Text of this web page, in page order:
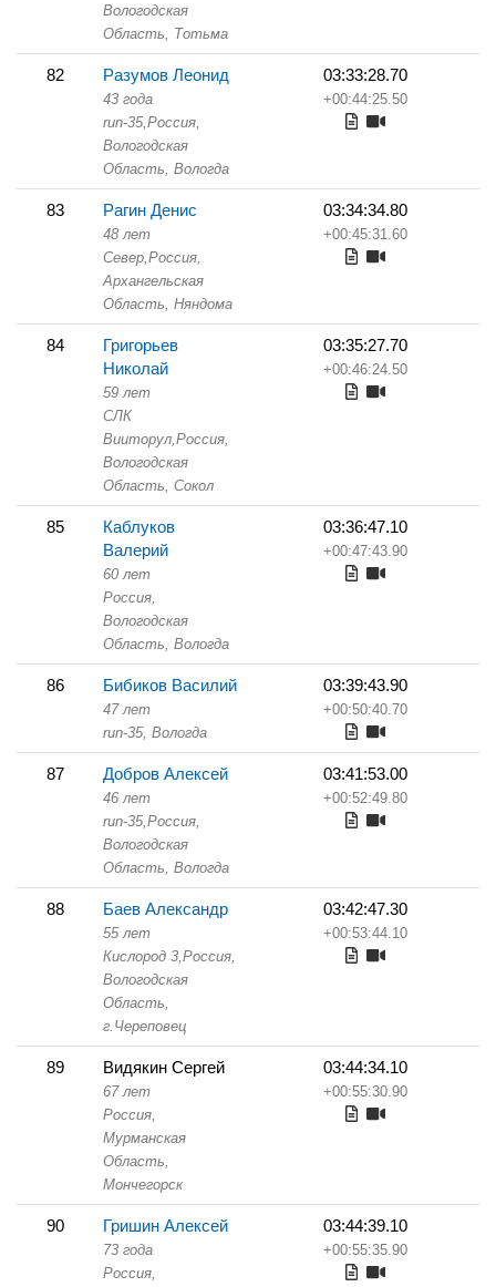
Вологодская
Область, Тотьма
82 Разумов Леонид
43 года
run-35,Россия,
Вологодская
Область, Вологда
03:33:28.70
+00:44:25.50
83 Рагин Денис
48 лет
Север,Россия,
Архангельская
Область, Няндома
03:34:34.80
+00:45:31.60
84
Григорьев
Николай
59 лет
СЛК
Вииторул,Россия,
Вологодская
Область, Сокол
03:35:27.70
+00:46:24.50
85
Каблуков
Валерий
60 лет
Россия,
Вологодская
Область, Вологда
03:36:47.10
+00:47:43.90
86 Бибиков Василий
47 лет
run-35, Вологда
03:39:43.90
+00:50:40.70
87 Добров Алексей
46 лет
run-35,Россия,
Вологодская
Область, Вологда
03:41:53.00
+00:52:49.80
88 Баев Александр
55 лет
Кислород 3,Россия,
Вологодская
Область,
г.Череповец
03:42:47.30
+00:53:44.10
89 Видякин Сергей
67 лет
Россия,
Мурманская
Область,
Мончегорск
03:44:34.10
+00:55:30.90
90 Гришин Алексей
73 года
Россия,
03:44:39.10
+00:55:35.90